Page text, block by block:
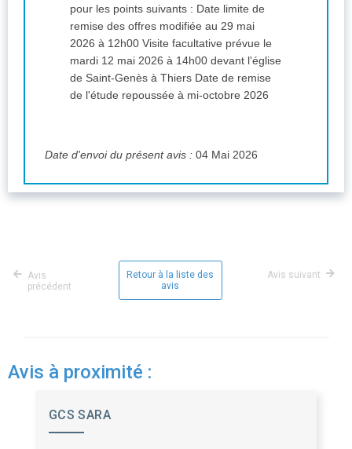
pour les points suivants : Date limite de
remise des offres modifiée au 29 mai
2026 à 12h00 Visite facultative prévue le
mardi 12 mai 2026 à 14h00 devant l'église
de Saint-Genès à Thiers Date de remise
de l'étude repoussée à mi-octobre 2026
Date d'envoi du présent avis : 04 Mai 2026
Avis
précédent
Retour à la liste des
avis
Avis suivant
Avis à proximité :
GCS SARA